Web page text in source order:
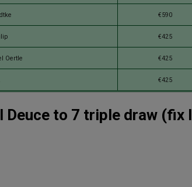
€590
€425
Oertle €425
€425
Deuce to 7 triple draw (fix